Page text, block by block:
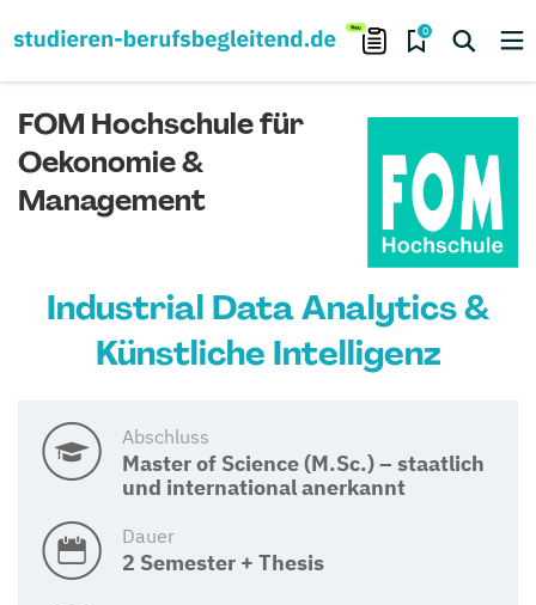
0
FOM Hochschule für
Oekonomie &
Management
Industrial Data Analytics &
Künstliche Intelligenz
Abschluss
Master of Science (M.Sc.) – staatlich
und international anerkannt
Dauer
2 Semester + Thesis